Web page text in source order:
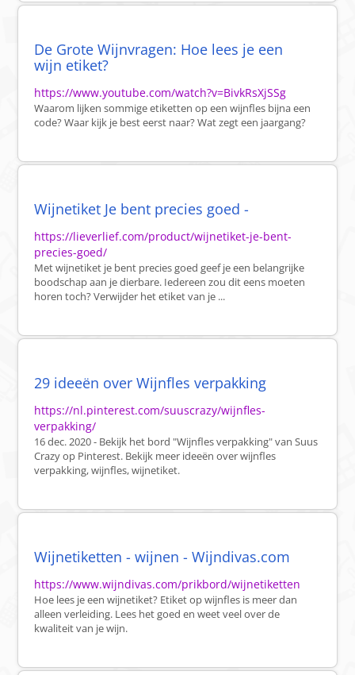
De Grote Wijnvragen: Hoe lees je een
wijn etiket?
https://www.youtube.com/watch?v=BivkRsXjSSg
Waarom lijken sommige etiketten op een wijnfles bijna een
code? Waar kijk je best eerst naar? Wat zegt een jaargang?
Wijnetiket Je bent precies goed -
https://lieverlief.com/product/wijnetiket-je-bent-
precies-goed/
Met wijnetiket je bent precies goed geef je een belangrijke
boodschap aan je dierbare. Iedereen zou dit eens moeten
horen toch? Verwijder het etiket van je ...
29 ideeën over Wijnfles verpakking
https://nl.pinterest.com/suuscrazy/wijnfles-
verpakking/
16 dec. 2020 - Bekijk het bord "Wijnfles verpakking" van Suus
Crazy op Pinterest. Bekijk meer ideeën over wijnfles
verpakking, wijnfles, wijnetiket.
Wijnetiketten - wijnen - Wijndivas.com
https://www.wijndivas.com/prikbord/wijnetiketten
Hoe lees je een wijnetiket? Etiket op wijnfles is meer dan
alleen verleiding. Lees het goed en weet veel over de
kwaliteit van je wijn.